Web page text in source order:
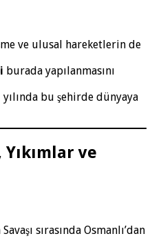
ve ulusal hareketlerin de
burada yapılanmasını
bu şehirde dünyaya
Yıkımlar ve
sırasında Osmanlı’dan